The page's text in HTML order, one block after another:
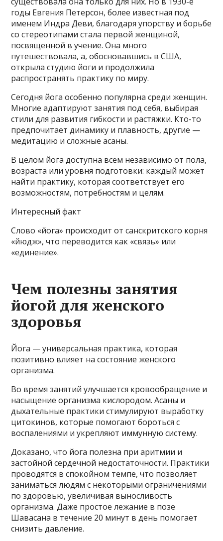
годы Евгения Петерсон, более известная под
именем Индра Деви, благодаря упорству и борьбе
со стереотипами стала первой женщиной,
посвященной в учение. Она много
путешествовала, а, обосновавшись в США,
открыла студию йоги и продолжила
распространять практику по миру.
Сегодня йога особенно популярна среди женщин.
Многие адаптируют занятия под себя, выбирая
стили для развития гибкости и растяжки. Кто-то
предпочитает динамику и плавность, другие —
медитацию и сложные асаны.
В целом йога доступна всем независимо от пола,
возраста или уровня подготовки: каждый может
найти практику, которая соответствует его
возможностям, потребностям и целям.
Интересный факт
Слово «йога» происходит от санскритского корня
«йюдж», что переводится как «связь» или
«единение».
Чем полезны занятия
йогой для женского
здоровья
Йога — универсальная практика, которая
позитивно влияет на состояние женского
организма.
Во время занятий улучшается кровообращение и
насыщение организма кислородом. Асаны и
дыхательные практики стимулируют выработку
цитокинов, которые помогают бороться с
воспалениями и укрепляют иммунную систему.
Доказано, что йога полезна при аритмии и
застойной сердечной недостаточности. Практики
проводятся в спокойном темпе, что позволяет
заниматься людям с некоторыми ограничениями
по здоровью, увеличивая выносливость
организма. Даже простое лежание в позе
Шавасана в течение 20 минут в день помогает
снизить давление.